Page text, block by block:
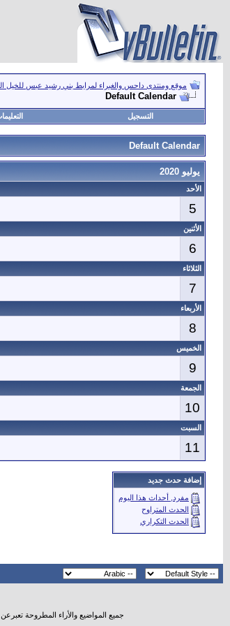
موقع ومنتدى داحس والغبراء لمرابط بني رشيد عبس للخيل
Default Calendar
التسجيل
Default Calendar
يوليو 2020
الأحد
5
الأثنين
6
الثلاثاء
7
الأربعاء
8
الخميس
9
الجمعة
10
السبت
11
إضافة حدث جديد
مفرد, أحداث هذا اليوم
الحدث المتراوح
الحدث التكراري
جميع المواضيع والأراء المطروحة